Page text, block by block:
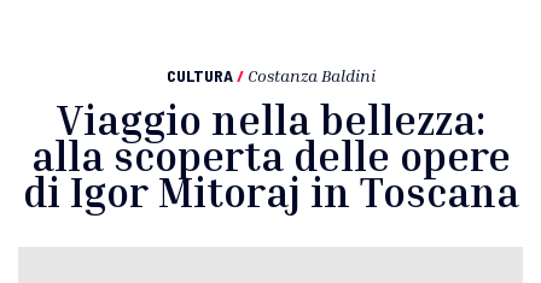
CULTURA / Costanza Baldini
Viaggio nella bellezza:
alla scoperta delle opere
di Igor Mitoraj in Toscana